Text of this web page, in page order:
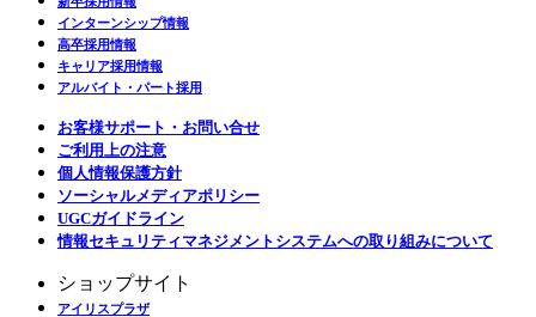
インターンシップ情報
高卒採用情報
キャリア採用情報
アルバイト・パート採用
お客様サポート・お問い合せ
ご利用上の注意
個人情報保護方針
ソーシャルメディアポリシー
UGCガイドライン
情報セキュリティマネジメントシステムへの取り組みについて
ショップサイト
アイリスプラザ